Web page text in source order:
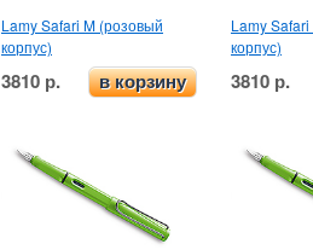
Lamy Safari M (розовый
корпус)
3810 р. в корзину
Lamy
корпус)
3810 р.